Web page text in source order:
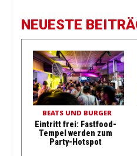
NEUESTE
BEATS UND BURGER
Eintritt frei: Fastfood-
Tempel werden zum
Party-Hotspot